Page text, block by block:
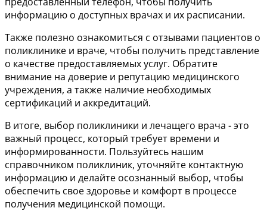
информацию о доступных врачах и их расписании.
Также полезно ознакомиться с отзывами пациентов о
поликлинике и враче, чтобы получить представление
о качестве предоставляемых услуг. Обратите
внимание на доверие и репутацию медицинского
учреждения, а также наличие необходимых
сертификаций и аккредитаций.
В итоге, выбор поликлиники и лечащего врача - это
важный процесс, который требует времени и
информированности. Пользуйтесь нашим
справочником поликлиник, уточняйте контактную
информацию и делайте осознанный выбор, чтобы
обеспечить свое здоровье и комфорт в процессе
получения медицинской помощи.